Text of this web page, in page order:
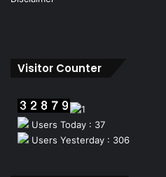
Visitor Counter
Users Today : 37
Users Yesterday : 306